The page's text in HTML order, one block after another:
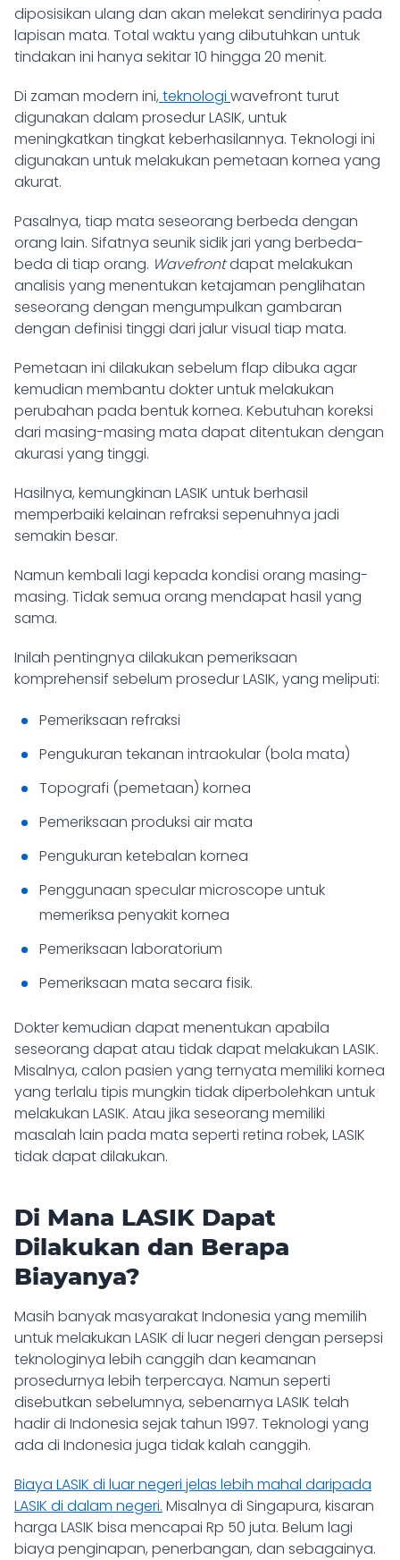
diposisikan ulang dan akan melekat sendirinya pada
lapisan mata. Total waktu yang dibutuhkan untuk
tindakan ini hanya sekitar 10 hingga 20 menit.
Di zaman modern ini, teknologi wavefrontturut
digunakan dalam prosedur LASIK, untuk
meningkatkan tingkat keberhasilannya. Teknologi ini
digunakan untuk melakukan pemetaan kornea yang
akurat.
Pasalnya, tiap mata seseorang berbeda dengan
orang lain. Sifatnya seunik sidik jari yang berbeda-
beda di tiap orang. Wavefrontdapat melakukan
analisis yang menentukan ketajaman penglihatan
seseorang dengan mengumpulkan gambaran
dengan definisi tinggi dari jalur visual tiap mata.
Pemetaan ini dilakukan sebelum flap dibuka agar
kemudian membantu dokter untuk melakukan
perubahan pada bentuk kornea. Kebutuhan koreksi
dari masing-masing mata dapat ditentukan dengan
akurasi yang tinggi.
Hasilnya, kemungkinan LASIK untuk berhasil
memperbaiki kelainan refraksi sepenuhnya jadi
semakin besar.
Namun kembali lagi kepada kondisi orang masing-
masing. Tidak semua orang mendapat hasil yang
sama.
Inilah pentingnya dilakukan pemeriksaan
komprehensif sebelum prosedur LASIK, yang meliputi:
Pemeriksaan refraksi
Pengukuran tekanan intraokular (bola mata)
Topografi (pemetaan) kornea
Pemeriksaan produksi air mata
Pengukuran ketebalan kornea
Penggunaan specular microscope untuk
memeriksa penyakit kornea
Pemeriksaan laboratorium
Pemeriksaan mata secara fisik.
Dokter kemudian dapat menentukan apabila
seseorang dapat atau tidak dapat melakukan LASIK.
Misalnya, calon pasien yang ternyata memiliki kornea
yang terlalu tipis mungkin tidak diperbolehkan untuk
melakukan LASIK. Atau jika seseorang memiliki
masalah lain pada mata seperti retina robek, LASIK
tidak dapat dilakukan.
Di Mana LASIK Dapat
Dilakukan dan Berapa
Biayanya?
Masih banyak masyarakat Indonesia yang memilih
untuk melakukan LASIK di luar negeri dengan persepsi
teknologinya lebih canggih dan keamanan
prosedurnya lebih terpercaya. Namun seperti
disebutkan sebelumnya, sebenarnya LASIK telah
hadir di Indonesia sejak tahun 1997. Teknologi yang
ada di Indonesia juga tidak kalah canggih.
Biaya LASIK di luar negeri jelas lebih mahal daripada
LASIK di dalam negeri. Misalnya di Singapura, kisaran
harga LASIK bisa mencapai Rp 50 juta. Belum lagi
biaya penginapan, penerbangan, dan sebagainya.